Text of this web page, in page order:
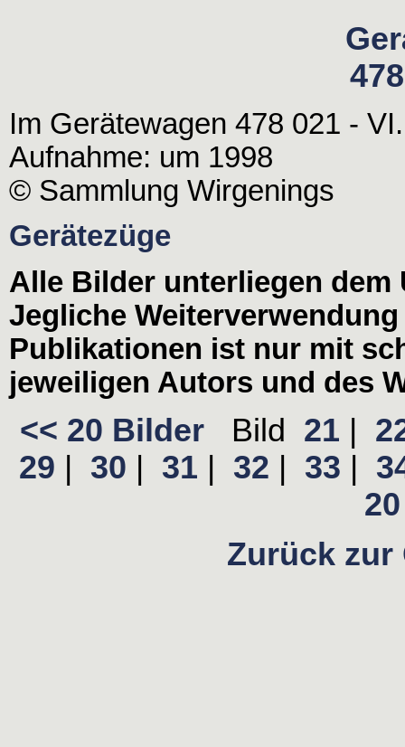
Im Gerätewagen 478 021 - VI.
Aufnahme: um 1998
© Sammlung Wirgenings
Gerätezüge
Alle Bilder unterliegen dem
Jegliche
Publikationen ist nur mit
jeweiligen Autors und des
<< 20 Bilder Bild 21 |
29 | 30 | 31 | 32 | 33 |
20
Zurück zur